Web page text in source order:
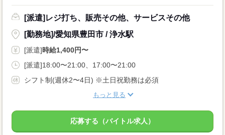
[派遣]レジ打ち、販売その他、サービスその他
[勤務地]/愛知県豊田市 / 浄水駅
[派遣]時給1,400円〜
[派遣]18:00〜21:00、17:00〜21:00
シフト制(週休2〜4日) ※土日祝勤務は必須
もっと見る
応募する（バイトル求人）